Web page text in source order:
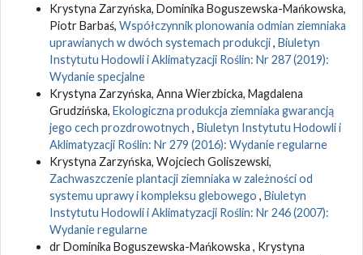
Krystyna Zarzyńska, Dominika Boguszewska-Mańkowska,
Piotr Barbaś, Współczynnik plonowania odmian ziemniaka
uprawianych w dwóch systemach produkcji, Biuletyn
Instytutu Hodowli i Aklimatyzacji Roślin: Nr 287 (2019):
Wydanie specjalne
Krystyna Zarzyńska, Anna Wierzbicka, Magdalena
Grudzińska, Ekologiczna produkcja ziemniaka gwarancją
jego cech prozdrowotnych , Biuletyn Instytutu Hodowli i
Aklimatyzacji Roślin: Nr 279 (2016): Wydanie regularne
Krystyna Zarzyńska, Wojciech Goliszewski,
Zachwaszczenie plantacji ziemniaka w zależności od
systemu uprawy i kompleksu glebowego , Biuletyn
Instytutu Hodowli i Aklimatyzacji Roślin: Nr 246 (2007):
Wydanie regularne
dr Dominika Boguszewska-Mańkowska , Krystyna